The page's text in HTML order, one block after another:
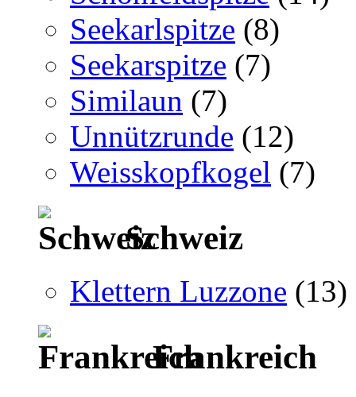
Seekarlspitze (8)
Seekarspitze (7)
Similaun (7)
Unnützrunde (12)
Weisskopfkogel (7)
Schweiz
Klettern Luzzone (13)
Frankreich